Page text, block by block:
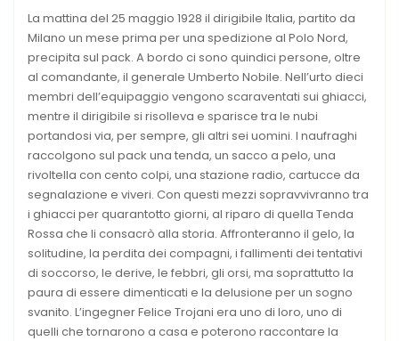
La mattina del 25 maggio 1928 il dirigibile Italia, partito da
Milano un mese prima per una spedizione al Polo Nord,
precipita sul pack. A bordo ci sono quindici persone, oltre
al comandante, il generale Umberto Nobile. Nell’urto dieci
membri dell’equipaggio vengono scaraventati sui ghiacci,
mentre il dirigibile si risolleva e sparisce tra le nubi
portandosi via, per sempre, gli altri sei uomini. I naufraghi
raccolgono sul pack una tenda, un sacco a pelo, una
rivoltella con cento colpi, una stazione radio, cartucce da
segnalazione e viveri. Con questi mezzi sopravvivranno tra
i ghiacci per quarantotto giorni, al riparo di quella Tenda
Rossa che li consacrò alla storia. Affronteranno il gelo, la
solitudine, la perdita dei compagni, i fallimenti dei tentativi
di soccorso, le derive, le febbri, gli orsi, ma soprattutto la
paura di essere dimenticati e la delusione per un sogno
svanito. L’ingegner Felice Trojani era uno di loro, uno di
quelli che tornarono a casa e poterono raccontare la